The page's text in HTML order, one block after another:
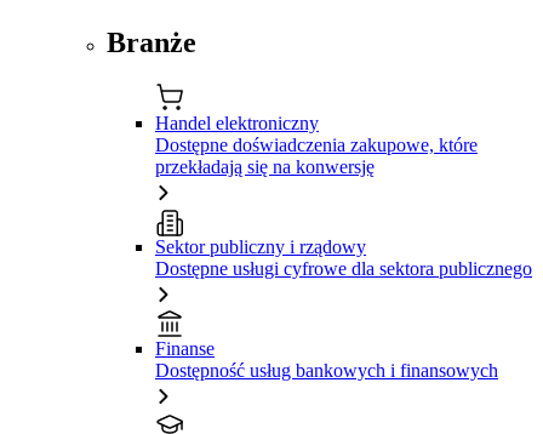
Branże
Handel elektroniczny
Dostępne doświadczenia zakupowe, które
przekładają się na konwersję
Sektor publiczny i rządowy
Dostępne usługi cyfrowe dla sektora publicznego
Finanse
Dostępność usług bankowych i finansowych